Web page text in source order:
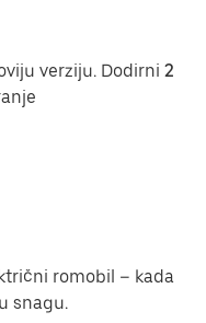
verziju. Dodirni 2
romobil – kada
snagu.